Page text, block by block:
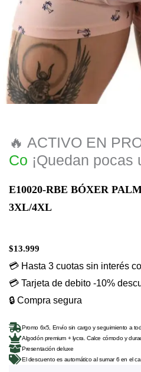
🔥 ACTIVO EN
Co mprá ¡Quedan
E10020-RBE BÓXER
3XL/4XL
$13.999
💳 Hasta 3 cuotas sin interés
💳 Tarjeta de debito -10%
🔒 Compra segura
Promo 6x5, Envío sin cargo y seguimiento a
Algodón premium + lycra. Calce cómodo y
Presentación deluxe
El descuento es automático al sumar 6 en el